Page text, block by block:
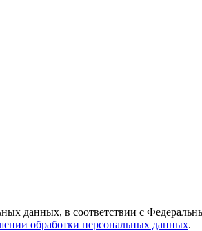
данных, в соответствии с
обработки персональных данных.